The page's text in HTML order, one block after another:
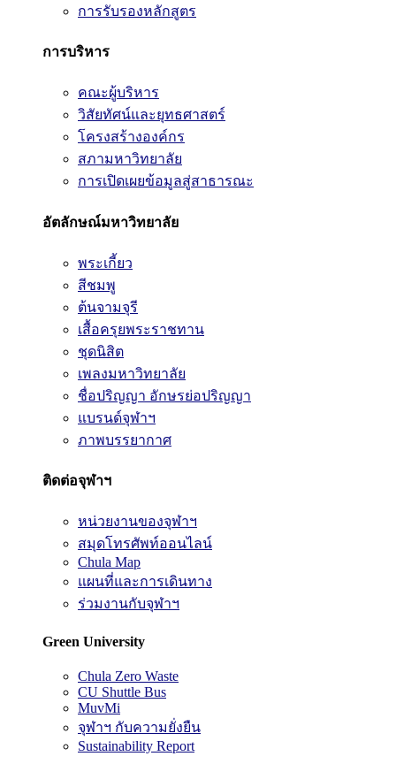
การรับรองหลักสูตร
การบริหาร
คณะผู้บริหาร
วิสัยทัศน์และยุทธศาสตร์
โครงสร้างองค์กร
สภามหาวิทยาลัย
การเปิดเผยข้อมูลสู่สาธารณะ
อัตลักษณ์มหาวิทยาลัย
พระเกี้ยว
สีชมพู
ต้นจามจุรี
เสื้อครุยพระราชทาน
ชุดนิสิต
เพลงมหาวิทยาลัย
ชื่อปริญญา อักษรย่อปริญญา
แบรนด์จุฬาฯ
ภาพบรรยากาศ
ติดต่อจุฬาฯ
หน่วยงานของจุฬาฯ
สมุดโทรศัพท์ออนไลน์
Chula Map
แผนที่และการเดินทาง
ร่วมงานกับจุฬาฯ
Green University
Chula Zero Waste
CU Shuttle Bus
MuvMi
จุฬาฯ กับความยั่งยืน
Sustainability Report